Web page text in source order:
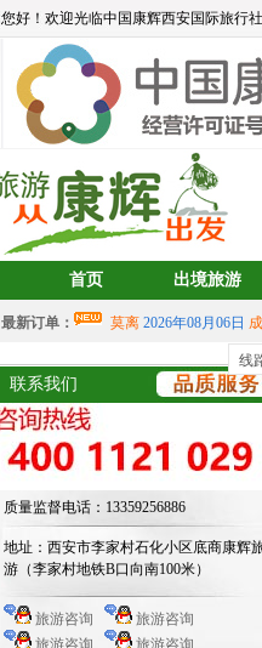
您好！欢迎光临中国康辉西安国际旅行
首页 出境旅游
最新订单： 莫离 2026年08月06日
成
中岳建筑 2026年08月
2026年07月30日 成
aalertlert(1)
2026年07月
2026年07月30日 成
线
联系我们
质量监督电话：13359256886
地址：西安市李家村石化小区底商康辉
游（李家村地铁B口向南100米）
旅游咨询
旅游咨询
旅游咨询
旅游咨询